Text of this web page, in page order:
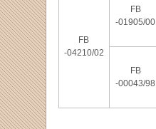
FB
-04210/02
FB
-01905/00
FB
-00043/98